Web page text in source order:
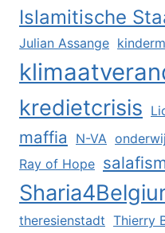
Islamitische
Julian Assange
kredietcrisis
maffia
N-VA
Ray of Hope
theresienstadt Thierry